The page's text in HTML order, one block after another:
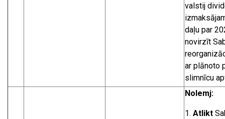
valstij
daļu par
novirzīt
ar plānoto
slimnīcu
Nolemj:
Atlikt